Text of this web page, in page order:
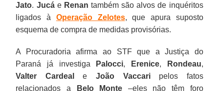
Jato. Jucáe Renan também são alvos de inquéritos
ligados à Operação Zelotes, que apura suposto
esquema de compra de medidas provisórias.
A Procuradoria afirma ao STF que a Justiça do
Paraná já investiga
Palocci, Erenice, Rondeau,
Valter Cardeal
e João Vaccaripelos fatos
relacionados a
Belo Monte –eles não têm foro